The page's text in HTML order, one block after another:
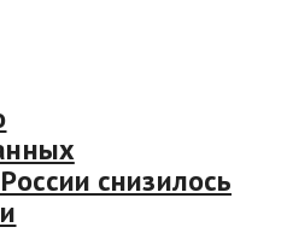
снизилось